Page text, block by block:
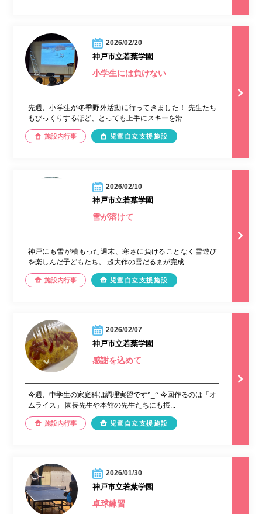
2026/02/20
神戸市立若葉学園
小学生には負けない
先週、小学生が冬季野外活動に行ってきました！ 先生たち
もびっくりするほど、とっても上手にスキーを滑...
施設内行事 児童自立支援施設
2026/02/10
神戸市立若葉学園
雪が溶けて
神戸にも雪が積もった週末、寒さに負けることなく雪遊び
を楽しんだ子どもたち。 超大作の雪だるまが完成...
施設内行事 児童自立支援施設
2026/02/07
神戸市立若葉学園
感謝を込めて
今週、中学生の家庭科は調理実習です^_^ 今回作るのは「オ
ムライス」 園長先生や本館の先生たちにも振...
施設内行事 児童自立支援施設
2026/01/30
神戸市立若葉学園
卓球練習